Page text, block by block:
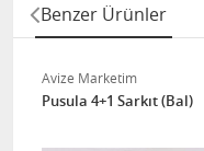
Benzer Ürünler
Avize Marketim
Pusula 4+1 Sarkıt (Bal)